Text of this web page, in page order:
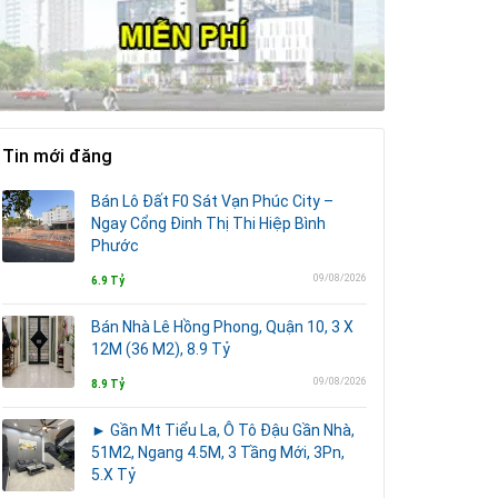
Tin mới đăng
Bán Lô Đất F0 Sát Vạn Phúc City –
Ngay Cổng Đinh Thị Thi Hiệp Bình
Phước
6.9 Tỷ 09/08/2026
Bán Nhà Lê Hồng Phong, Quận 10, 3 X
12M (36 M2), 8.9 Tỷ
8.9 Tỷ 09/08/2026
► Gần Mt Tiểu La, Ô Tô Đậu Gần Nhà,
51M2, Ngang 4.5M, 3 Tầng Mới, 3Pn,
5.X Tỷ